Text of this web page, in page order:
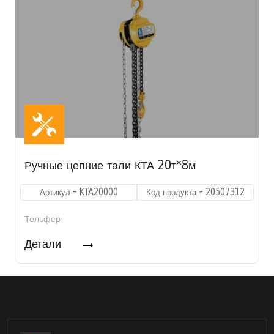
Ручные цепние тали КТА 20т*8м
Артикул - KTA20000 Код продукта - 20507312
Тельфер
Детали